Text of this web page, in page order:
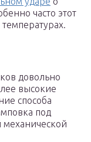
часто этот
довольно
высокие
способа
под